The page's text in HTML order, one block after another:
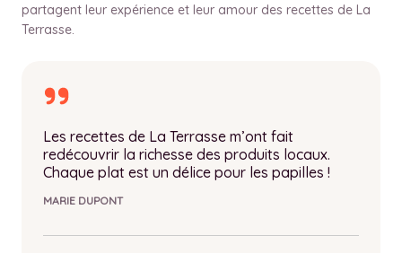
Les recettes de La Terrasse m’ont fait
redécouvrir la richesse des produits locaux.
Chaque plat est un délice pour les papilles !
MARIE DUPONT
partagent leur expérience et leur amour des recettes de La
Terrasse.